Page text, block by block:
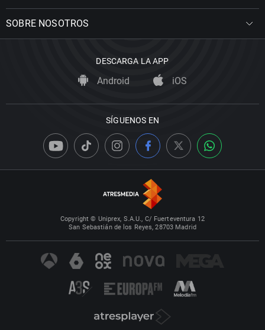
SOBRE NOSOTROS
DESCARGA LA APP
Android iOS
SÍGUENOS EN
Copyright © Uniprex, S.A.U., C/ Fuerteventura 12
San Sebastián de los Reyes, 28703 Madrid